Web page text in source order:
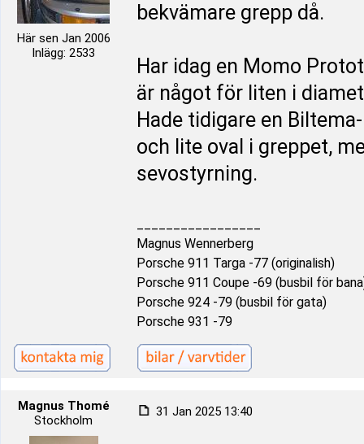
Här sen Jan 2006
Inlägg: 2533
bekvämare grepp då.
Har idag en Momo
är något för liten i
Hade tidigare en
och lite oval i greppet,
sevostyrning.
Magnus Wennerberg
Porsche 911 Targa -77 (originalish)
Porsche 911 Coupe -69 (busbil för
Porsche 924 -79 (busbil för gata)
Porsche 931 -79
Magnus Thomé
Stockholm
31 Jan 2025 13:40